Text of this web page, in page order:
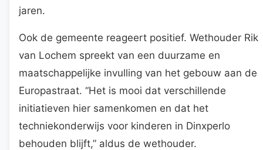
jaren.
Ook de gemeente reageert positief. Wethouder Rik
van Lochem spreekt van een duurzame en
maatschappelijke invulling van het gebouw aan de
Europastraat. “Het is mooi dat verschillende
initiatieven hier samenkomen en dat het
techniekonderwijs voor kinderen in Dinxperlo
behouden blijft,” aldus de wethouder.